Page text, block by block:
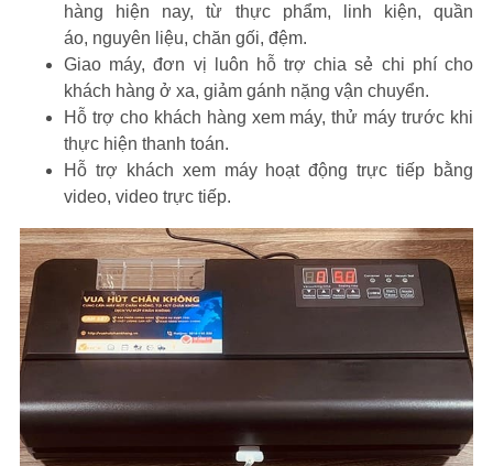
hàng hiện nay, từ thực phẩm, linh kiện, quần
áo, nguyên liệu, chăn gối, đệm.
Giao máy, đơn vị luôn hỗ trợ chia sẻ chi phí cho
khách hàng ở xa, giảm gánh nặng vận chuyển.
Hỗ trợ cho khách hàng xem máy, thử máy trước khi
thực hiện thanh toán.
Hỗ trợ khách xem máy hoạt động trực tiếp bằng
video, video trực tiếp.